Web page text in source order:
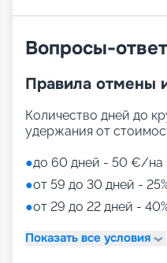
На выбор
релаксационный
бассейнами, клубами,
для детей)
Aquapark (с
водными пушками, 3
эффектами
мини-гольф и
7 бассейнов
детский внутренний
Вопросы-
Правила отмены
Количество дней до
удержания от
●до 60 дней - 50 €/на
●от 59 до 30 дней -
●от 29 до 22 дней -
Показать все условия